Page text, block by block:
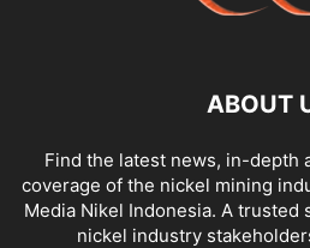
ABOUT
Find the latest news, in-depth
coverage of the nickel mining
Media Nikel Indonesia. A
nickel industry